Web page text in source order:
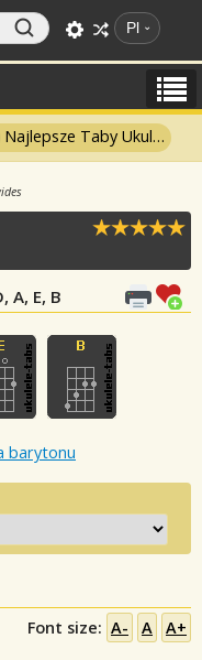
Pl
Najlepsze Taby Ukulele
A, E, B
barytonu
Font size: A- A A+